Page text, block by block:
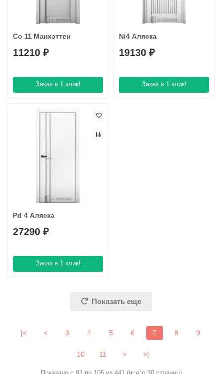
Co 11 Манхэттен
11210 ₽
Заказ в 1 клик!
Ni4 Аляска
19130 ₽
Заказ в 1 клик!
Pd 4 Аляска
27290 ₽
Заказ в 1 клик!
Показать еще
|< < 3 4 5 6 7 8 9
10 11 > >|